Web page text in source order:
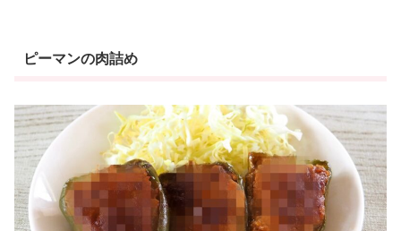
ピーマンの肉詰め